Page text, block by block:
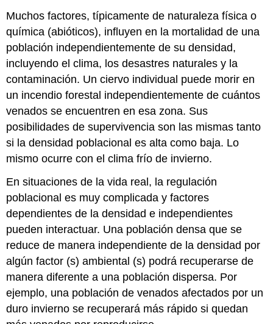
Muchos factores, típicamente de naturaleza física o
química (abióticos), influyen en la mortalidad de una
población independientemente de su densidad,
incluyendo el clima, los desastres naturales y la
contaminación. Un ciervo individual puede morir en
un incendio forestal independientemente de cuántos
venados se encuentren en esa zona. Sus
posibilidades de supervivencia son las mismas tanto
si la densidad poblacional es alta como baja. Lo
mismo ocurre con el clima frío de invierno.
En situaciones de la vida real, la regulación
poblacional es muy complicada y factores
dependientes de la densidad e independientes
pueden interactuar. Una población densa que se
reduce de manera independiente de la densidad por
algún factor (s) ambiental (s) podrá recuperarse de
manera diferente a una población dispersa. Por
ejemplo, una población de venados afectados por un
duro invierno se recuperará más rápido si quedan